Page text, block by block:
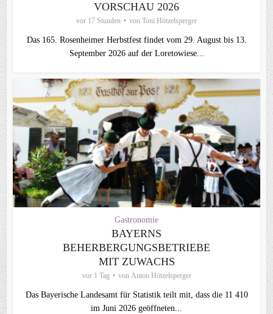
VORSCHAU 2026
vor 17 Stunden von Toni Hötzelsperger
Das 165. Rosenheimer Herbstfest findet vom 29. August bis 13.
September 2026 auf der Loretowiese...
Gastronomie
BAYERNS
BEHERBERGUNGSBETRIEBE
MIT ZUWACHS
vor 1 Tag von Anton Hötzelsperger
Das Bayerische Landesamt für Statistik teilt mit, dass die 11 410
im Juni 2026 geöffneten...